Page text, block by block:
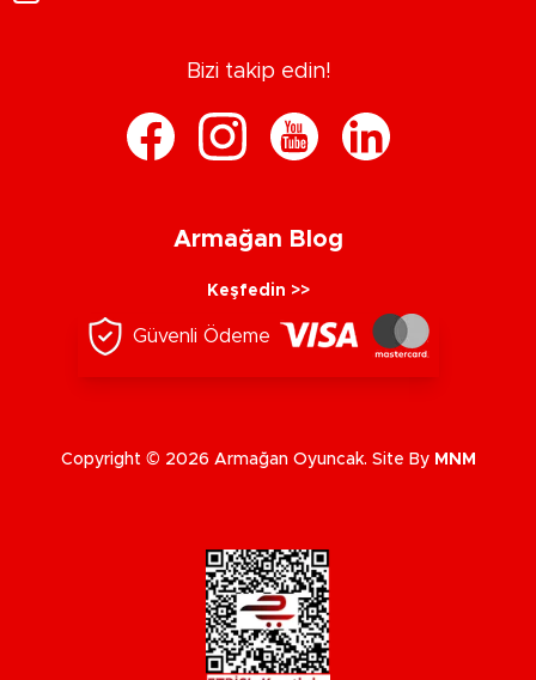
Bizi takip edin!
Armağan Blog
Keşfedin >>
Güvenli Ödeme
Copyright © 2026 Armağan Oyuncak. Site By MNM